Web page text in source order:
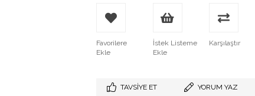
Favorilere
Ekle
İstek Listeme
Ekle
Karşılaştır
TAVSIYE ET YORUM YAZ